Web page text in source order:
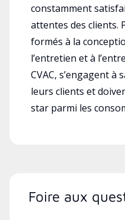
constamment
attentes des clients.
formés à la
l’entretien et à
CVAC, s’engagent
leurs clients et
star parmi les
Foire aux